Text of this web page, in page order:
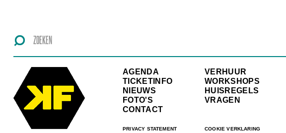
AGENDA
TICKETINFO
NIEUWS
FOTO'S
CONTACT
PRIVACY STATEMENT
VERHUUR
WORKSHOPS
HUISREGELS
VRAGEN
COOKIE VERKLARING